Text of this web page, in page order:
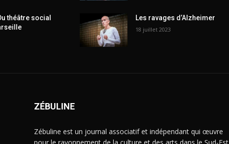
théâtre social
Les ravages d’Alzheimer
18 juillet 2023
ZÉBULINE
Zébuline est un journal associatif et indépendant qui œuvre
pour le rayonnement de la culture et des arts dans le Sud-Est.